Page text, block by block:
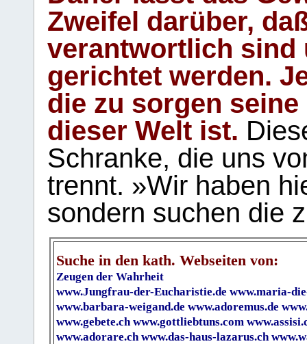
Zweifel darüber,
verantwortlich sind
gerichtet werden.
die zu sorgen
dieser Welt ist.
Schranke, die uns
trennt. »Wir haben
sondern suchen die
Suche in den kath. Webseiten von:
Zeugen der Wahrheit
www.Jungfrau-der-Eucharistie.de www.maria-
www.barbara-weigand.de www.adoremus.de
www.gebete.ch www.gottliebtuns.com
www.adorare.ch www.das-haus-lazarus.ch